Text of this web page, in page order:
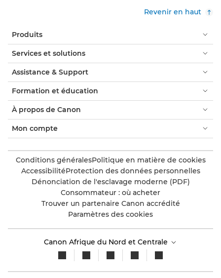
Revenir en haut
Produits
Services et solutions
Assistance & Support
Formation et éducation
À propos de Canon
Mon compte
Conditions généralesPolitique en matière de cookies
AccessibilitéProtection des données personnelles
Dénonciation de l'esclavage moderne (PDF)
Consommateur : où acheter
Trouver un partenaire Canon accrédité
Paramètres des cookies
Canon Afrique du Nord et Centrale